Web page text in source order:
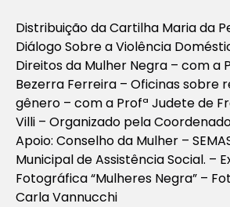
Distribuição da Cartilha Maria da
Diálogo Sobre a Violência
Direitos da Mulher Negra – com a
Bezerra Ferreira – Oficinas sobre
gênero – com a Profª Judete de
Villi – Organizado pela
Apoio: Conselho da Mulher –
Municipal de Assistência Social. –
Fotográfica “Mulheres Negra” –
Carla Vannucchi